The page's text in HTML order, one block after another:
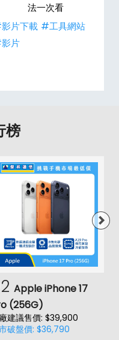
法一次看
片下載 #工具網站
片
榜
Apple iPhone 17
(256G)
建議售價: $39,900
破盤價: $36,790